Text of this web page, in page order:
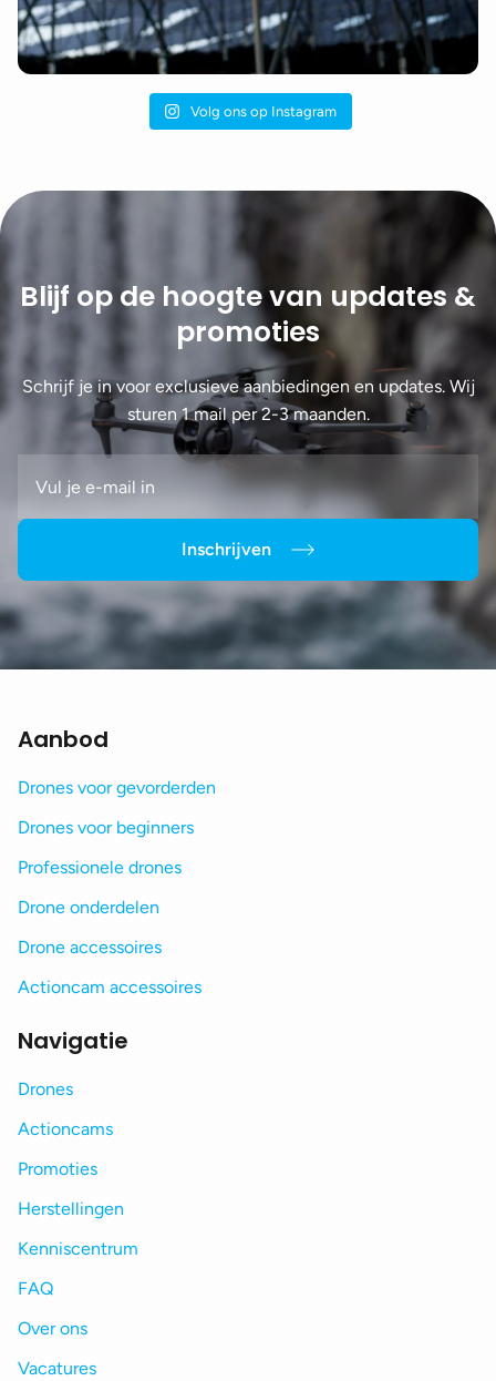
Volg ons op Instagram
Blijf op de hoogte van updates &
promoties
Schrijf je in voor exclusieve aanbiedingen en updates. Wij
sturen 1 mail per 2-3 maanden.
Inschrijven
Aanbod
Drones voor gevorderden
Drones voor beginners
Professionele drones
Drone onderdelen
Drone accessoires
Actioncam accessoires
Navigatie
Drones
Actioncams
Promoties
Herstellingen
Kenniscentrum
FAQ
Over ons
Vacatures